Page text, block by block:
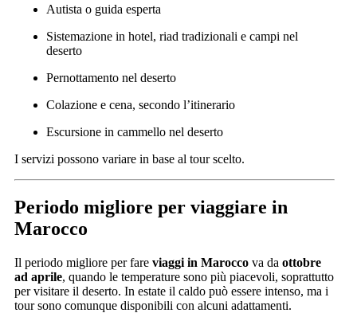
Autista o guida esperta
Sistemazione in hotel, riad tradizionali e campi nel
deserto
Pernottamento nel deserto
Colazione e cena, secondo l’itinerario
Escursione in cammello nel deserto
I servizi possono variare in base al tour scelto.
Periodo migliore per viaggiare in
Marocco
Il periodo migliore per fare viaggi in Marocco va da ottobre
ad aprile, quando le temperature sono più piacevoli, soprattutto
per visitare il deserto. In estate il caldo può essere intenso, ma i
tour sono comunque disponibili con alcuni adattamenti.